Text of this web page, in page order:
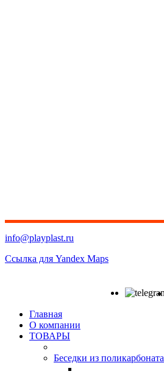
info@playplast.ru
Ссылка для Yandex Maps
Главная
О компании
ТОВАРЫ
Беседки из поликарбоната